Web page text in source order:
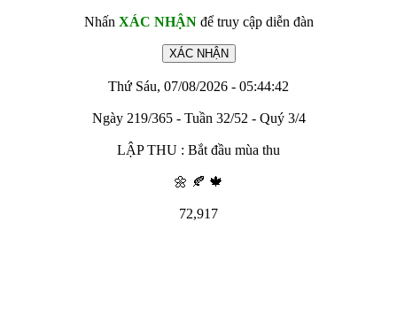
Nhấn XÁC NHẬNđể truy cập diễn đàn
Thứ Sáu, 07/08/2026 - 05:44:42
Ngày 219/365 - Tuần 32/52 - Quý 3/4
LẬP THU : Bắt đầu mùa thu
🌼 🍂 🍁
72,917